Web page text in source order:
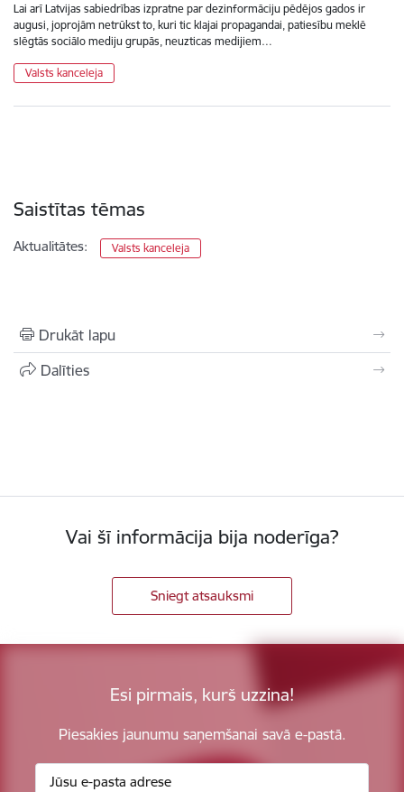
Lai arī Latvijas sabiedrības izpratne par dezinformāciju pēdējos gados ir
augusi, joprojām netrūkst to, kuri tic klajai propagandai, patiesību meklē
slēgtās sociālo mediju grupās, neuzticas medijiem…
Valsts kanceleja
Saistītas tēmas
Aktualitātes: Valsts kanceleja
Drukāt lapu
Dalīties
Vai šī informācija bija noderīga?
Sniegt atsauksmi
Esi pirmais, kurš uzzina!
Piesakies jaunumu saņemšanai savā e-pastā.